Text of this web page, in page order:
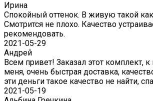
Ирина
Спокойный оттенок. В живую такой как
Смотрится не плохо. Качество
рекомендовать.
2021-05-29
Андрей
Всем привет! Заказал этот комплект,
меня, очень быстрая доставка,
эти деньги такое качество не найти,
2021-05-19